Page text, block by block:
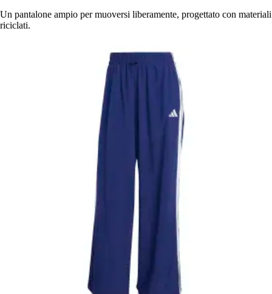
Un pantalone ampio per muoversi liberamente, progettato con materiali
riciclati.